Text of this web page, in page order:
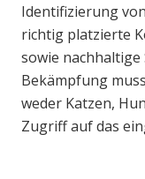
Identifizierung
richtig platzierte
sowie
Bekämpfung
weder Katzen,
Zugriff auf das